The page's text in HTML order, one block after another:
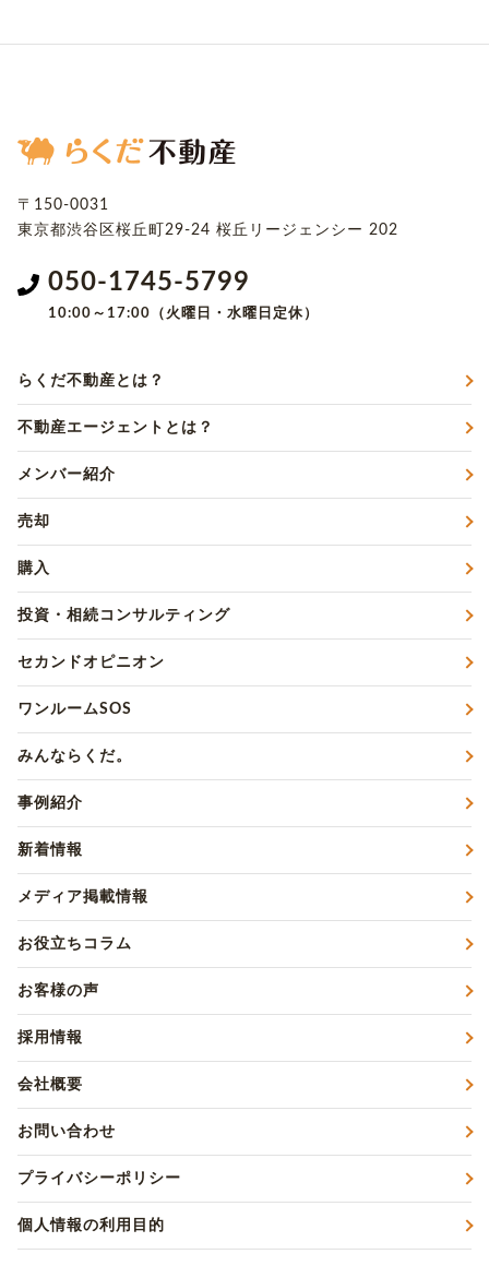
〒150-0031
東京都渋谷区桜丘町29-24 桜丘リージェンシー 202
050-1745-5799
10:00～17:00（火曜日・水曜日定休）
らくだ不動産とは？
不動産エージェントとは？
メンバー紹介
売却
購入
投資・相続コンサルティング
セカンドオピニオン
ワンルームSOS
みんならくだ。
事例紹介
新着情報
メディア掲載情報
お役立ちコラム
お客様の声
採用情報
会社概要
お問い合わせ
プライバシーポリシー
個人情報の利用目的